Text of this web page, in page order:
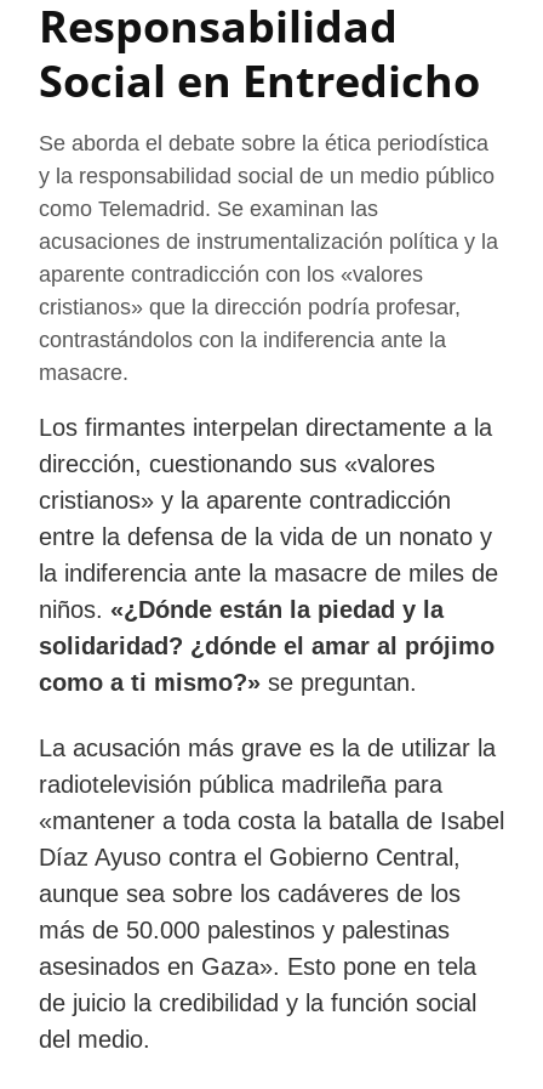
Responsabilidad
Social en Entredicho
Se aborda el debate sobre la ética periodística
y la responsabilidad social de un medio público
como Telemadrid. Se examinan las
acusaciones de instrumentalización política y la
aparente contradicción con los «valores
cristianos» que la dirección podría profesar,
contrastándolos con la indiferencia ante la
masacre.
Los firmantes interpelan directamente a la
dirección, cuestionando sus «valores
cristianos» y la aparente contradicción
entre la defensa de la vida de un nonato y
la indiferencia ante la masacre de miles de
niños. «¿Dónde están la piedad y la
solidaridad? ¿dónde el amar al prójimo
como a ti mismo?» se preguntan.
La acusación más grave es la de utilizar la
radiotelevisión pública madrileña para
«mantener a toda costa la batalla de Isabel
Díaz Ayuso contra el Gobierno Central,
aunque sea sobre los cadáveres de los
más de 50.000 palestinos y palestinas
asesinados en Gaza». Esto pone en tela
de juicio la credibilidad y la función social
del medio.